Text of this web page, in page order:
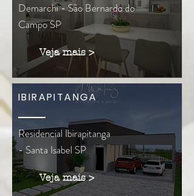
Veja mais >
Demarchi - São Bernardo do
Campo SP
IBIRAPITANGA
Residencial Ibirapitanga
- Santa Isabel SP
Veja mais >